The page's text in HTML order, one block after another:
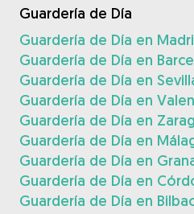
Guardería de Día
Guardería de Día en
Guardería de Día en
Guardería de Día en
Guardería de Día en
Guardería de Día en
Guardería de Día en
Guardería de Día en
Guardería de Día en
Guardería de Día en